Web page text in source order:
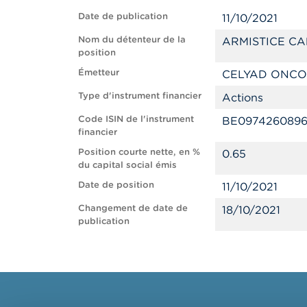
Date de publication 11/10/2021
Nom du détenteur de la
position
ARMISTICE
Émetteur CELYAD
Type d'instrument financier Actions
Code ISIN de l'instrument
financier
BE0974260896
Position courte nette, en %
du capital social émis
0.65
Date de position 11/10/2021
Changement de date de
publication
18/10/2021